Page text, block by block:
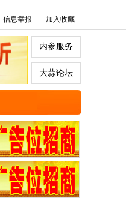
信息举报 加入收藏
内参服务
大蒜论坛